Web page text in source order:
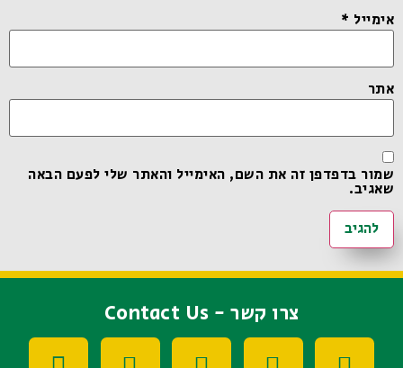
אימייל *
אתר
שמור בדפדפן זה את השם, האימייל והאתר שלי לפעם הבאה
שאגיב.
צרו קשר - Contact Us